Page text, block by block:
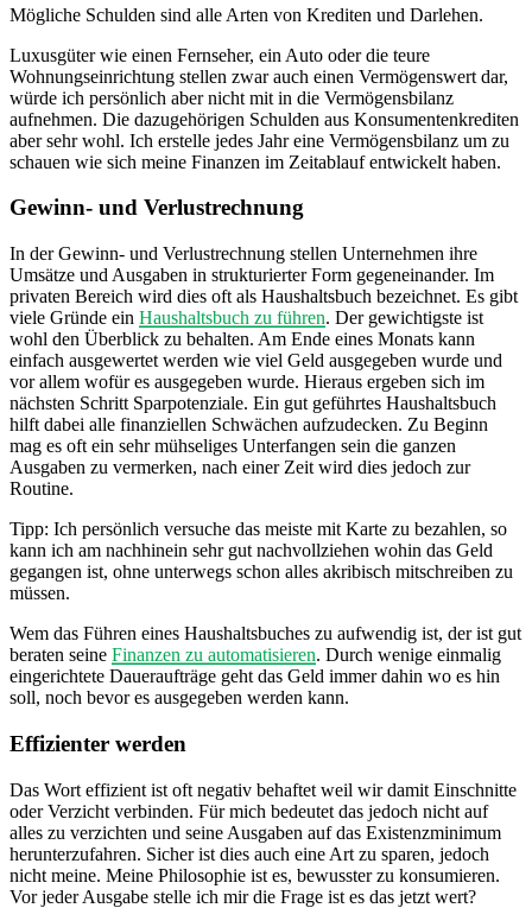
Mögliche Schulden sind alle Arten von Krediten und Darlehen.
Luxusgüter wie einen Fernseher, ein Auto oder die teure
Wohnungseinrichtung stellen zwar auch einen Vermögenswert dar,
würde ich persönlich aber nicht mit in die Vermögensbilanz
aufnehmen. Die dazugehörigen Schulden aus Konsumentenkrediten
aber sehr wohl. Ich erstelle jedes Jahr eine Vermögensbilanz um zu
schauen wie sich meine Finanzen im Zeitablauf entwickelt haben.
Gewinn- und Verlustrechnung
In der Gewinn- und Verlustrechnung stellen Unternehmen ihre
Umsätze und Ausgaben in strukturierter Form gegeneinander. Im
privaten Bereich wird dies oft als Haushaltsbuch bezeichnet. Es gibt
viele Gründe ein Haushaltsbuch zu führen. Der gewichtigste ist
wohl den Überblick zu behalten. Am Ende eines Monats kann
einfach ausgewertet werden wie viel Geld ausgegeben wurde und
vor allem wofür es ausgegeben wurde. Hieraus ergeben sich im
nächsten Schritt Sparpotenziale. Ein gut geführtes Haushaltsbuch
hilft dabei alle finanziellen Schwächen aufzudecken. Zu Beginn
mag es oft ein sehr mühseliges Unterfangen sein die ganzen
Ausgaben zu vermerken, nach einer Zeit wird dies jedoch zur
Routine.
Tipp: Ich persönlich versuche das meiste mit Karte zu bezahlen, so
kann ich am nachhinein sehr gut nachvollziehen wohin das Geld
gegangen ist, ohne unterwegs schon alles akribisch mitschreiben zu
müssen.
Wem das Führen eines Haushaltsbuches zu aufwendig ist, der ist gut
beraten seine Finanzen zu automatisieren. Durch wenige einmalig
eingerichtete Daueraufträge geht das Geld immer dahin wo es hin
soll, noch bevor es ausgegeben werden kann.
Effizienter werden
Das Wort effizient ist oft negativ behaftet weil wir damit Einschnitte
oder Verzicht verbinden. Für mich bedeutet das jedoch nicht auf
alles zu verzichten und seine Ausgaben auf das Existenzminimum
herunterzufahren. Sicher ist dies auch eine Art zu sparen, jedoch
nicht meine. Meine Philosophie ist es, bewusster zu konsumieren.
Vor jeder Ausgabe stelle ich mir die Frage ist es das jetzt wert?